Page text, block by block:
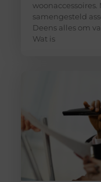
samengesteld
Deens alles om
Wat is